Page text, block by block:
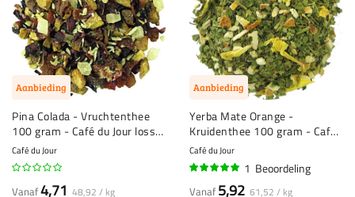
Aanbieding
Pina Colada - Vruchtenthee
100 gram - Café du Jour losse
thee
Café du Jour
Vanaf4,71 48,92 / kg
Aanbieding
Yerba Mate Orange -
Kruidenthee 100 gram - Café
du Jour losse thee
Café du Jour
1 Beoordeling
Vanaf 5,92 61,52 / kg